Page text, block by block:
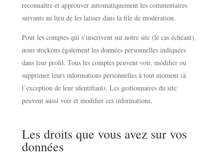
reconnaître et approuver automatiquement les commentaires
suivants au lieu de les laisser dans la file de modération.
Pour les comptes qui s’inscrivent sur notre site (le cas échéant),
nous stockons également les données personnelles indiquées
dans leur profil. Tous les comptes peuvent voir, modifier ou
supprimer leurs informations personnelles à tout moment (à
l’exception de leur identifiant). Les gestionnaires du site
peuvent aussi voir et modifier ces informations.
Les droits que vous avez sur vos
données